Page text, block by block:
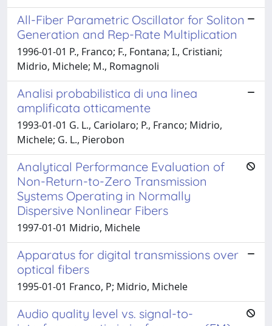
All-Fiber Parametric Oscillator for Soliton
Generation and Rep-Rate Multiplication
1996-01-01 P., Franco; F., Fontana; I., Cristiani;
Midrio, Michele; M., Romagnoli
Analisi probabilistica di una linea
amplificata otticamente
1993-01-01 G. L., Cariolaro; P., Franco; Midrio,
Michele; G. L., Pierobon
Analytical Performance Evaluation of
Non-Return-to-Zero Transmission
Systems Operating in Normally
Dispersive Nonlinear Fibers
1997-01-01 Midrio, Michele
Apparatus for digital transmissions over
optical fibers
1995-01-01 Franco, P; Midrio, Michele
Audio quality level vs. signal-to-